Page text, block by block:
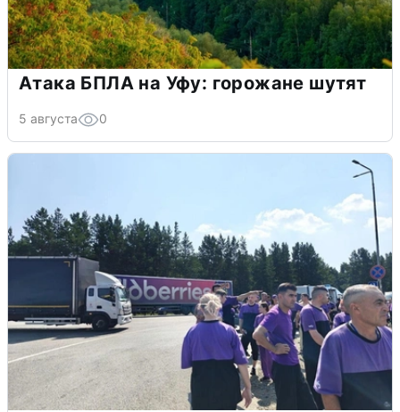
Атака БПЛА на Уфу: горожане шутят
5 августа 0